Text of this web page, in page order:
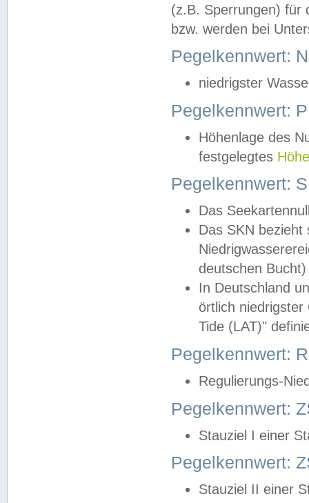
(z.B. Sperrungen) für
bzw. werden bei
Pegelkennwert:
niedrigster
Pegelkennwert:
Höhenlage des
festgelegtes
Pegelkennwert:
Das
Das SKN
deutschen
In Deutschland
örtlich
Tide (LAT)"
Pegelkennwert:
Regulierungs-
Pegelkennwert:
Stauziel I einer
Pegelkennwert:
Stauziel II einer